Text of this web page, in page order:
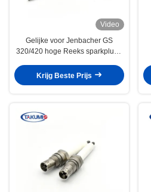
Video
Gelijke voor Jenbacher GS
320/420 hoge Reeks sparkplug -
prijsr10p7/r10p3 Industriële
bougie
Krijg Beste Prijs